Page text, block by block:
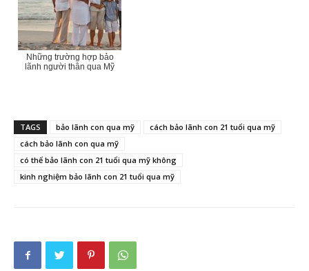
Những trường hợp bảo
lãnh người thân qua Mỹ
TAGS bảo lãnh con qua mỹ
cách bảo lãnh con 21 tuổi qua mỹ
cách bảo lãnh con qua mỹ
có thể bảo lãnh con 21 tuổi qua mỹ không
kinh nghiệm bảo lãnh con 21 tuổi qua mỹ